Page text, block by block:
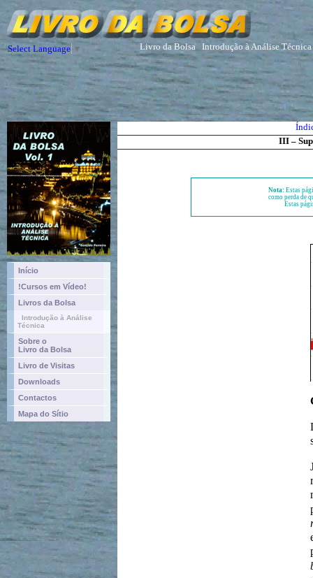
Select Language ▼ Livro da Bolsa Introdução à Análise Técnica
Início
!Cursos em Vídeo!
Livros da Bolsa
Introdução à Análise
Técnica
Sobre o
Livro da Bolsa
Livro de Visitas
Downloads
Contactos
Mapa do Sítio
III –
Nota: Estas
como perda de
Estas